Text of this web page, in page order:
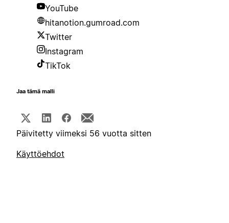
YouTube
hitanotion.gumroad.com
Twitter
Instagram
TikTok
Jaa tämä malli
Päivitetty viimeksi 56 vuotta sitten
Käyttöehdot